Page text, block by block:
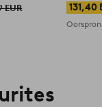
EUR 131,40